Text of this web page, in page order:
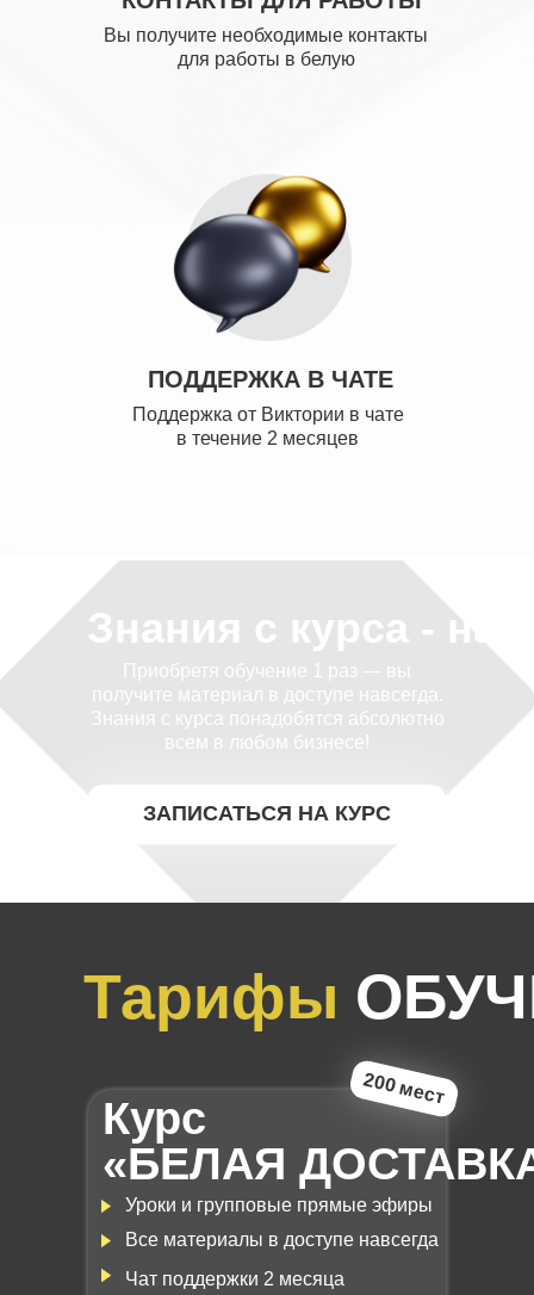
Поддержка от Виктории в чате
в течение 2 месяцев
ПОДДЕРЖКА В ЧАТЕ
Вы получите необходимые контакты
для работы в белую
Знания с курса - на
ЗАПИСАТЬСЯ НА КУРС
Приобретя обучение 1 раз — вы
получите материал в доступе навсегда.
Знания с курса понадобятся абсолютно
всем в любом бизнесе!
Тарифы
Курс
«БЕЛАЯ
200 мест
Все материалы в доступе навсегда
Чат поддержки 2 месяца
Уроки и групповые прямые эфиры